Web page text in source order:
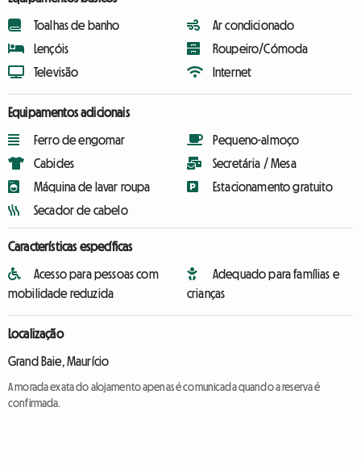
Toalhas de banho
Lençóis
Televisão
Ar condicionado
Roupeiro/Cómoda
Internet
Equipamentos adicionais
Ferro de engomar
Cabides
Máquina de lavar roupa
Secador de cabelo
Pequeno-almoço
Secretária / Mesa
Estacionamento gratuito
Características específicas
Acesso para pessoas com
mobilidade reduzida
Adequado para famílias e
crianças
Localização
Grand Baie, Maurício
A morada exata do alojamento apenas é comunicada quando a reserva é
confirmada.